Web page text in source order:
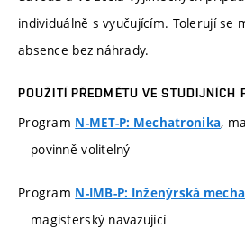
individuálně s vyučujícím. Tolerují se
absence bez náhrady.
POUŽITÍ PŘEDMĚTU VE STUDIJNÍCH
Program N-MET-P: Mechatronika,
povinně volitelný
Program N-IMB-P: Inženýrská
magisterský navazující